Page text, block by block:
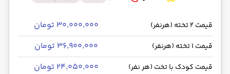
قیمت 2 تخته (هرنفر) ۳۰٬۰۰۰٬۰۰۰ تومان
قیمت 1 تخته (هرنفر) ۳۶٬۹۰۰٬۰۰۰ تومان
قیمت کودک با تخت (هر نفر) ۲۴٬۰۵۰٬۰۰۰ تومان